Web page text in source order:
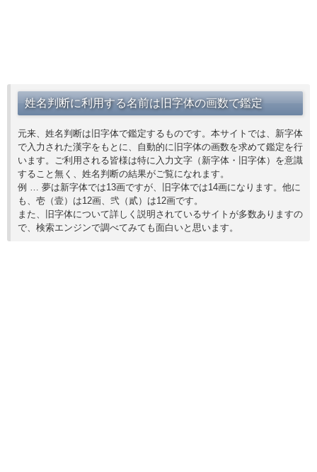
姓名判断に利用する名前は旧字体の画数で鑑定
元来、姓名判断は旧字体で鑑定するものです。本サイトでは、新字体
で入力された漢字をもとに、自動的に旧字体の画数を求めて鑑定を行
います。ご利用される皆様は特に入力文字（新字体・旧字体）を意識
すること無く、姓名判断の結果がご覧になれます。
例 … 夢は新字体では13画ですが、旧字体では14画になります。他に
も、壱（壹）は12画、弐（貳）は12画です。
また、旧字体について詳しく説明されているサイトが多数ありますの
で、検索エンジンで調べてみても面白いと思います。